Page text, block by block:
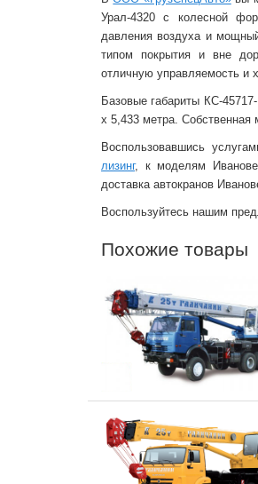
Урал-4320 с колесной
давления воздуха и
типом покрытия и вне
отличную управляемость и
Базовые габариты КС-
x 5,433 метра. Собственная
Воспользовавшись
лизинг, к моделям
доставка автокранов
Воспользуйтесь нашим
Похожие товары